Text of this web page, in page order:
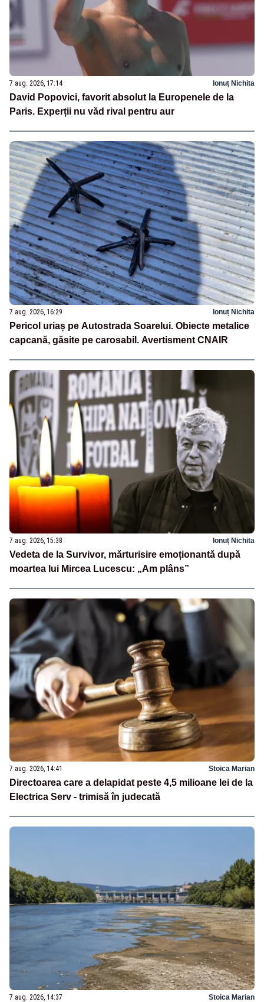
7 aug. 2026, 17:14 Ionuț Nichita
David Popovici, favorit absolut la Europenele de la
Paris. Experții nu văd rival pentru aur
7 aug. 2026, 16:29 Ionuț Nichita
Pericol uriaș pe Autostrada Soarelui. Obiecte metalice
capcană, găsite pe carosabil. Avertisment CNAIR
7 aug. 2026, 15:38 Ionuț Nichita
Vedeta de la Survivor, mărturisire emoționantă după
moartea lui Mircea Lucescu: „Am plâns”
7 aug. 2026, 14:41 Stoica Marian
Directoarea care a delapidat peste 4,5 milioane lei de la
Electrica Serv - trimisă în judecată
7 aug. 2026, 14:37 Stoica Marian